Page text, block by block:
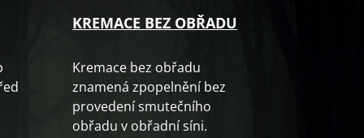
KREMACE BEZ OBŘADU
Kremace bez obřadu
znamená zpopelnění bez
provedení smutečního
obřadu v obřadní síni.